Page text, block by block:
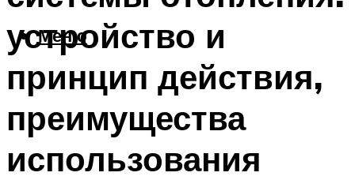
Меню
устройство и
принцип действия,
преимущества
использования